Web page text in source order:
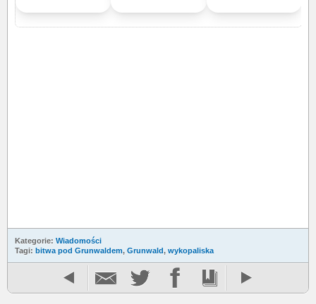
Kategorie: Wiadomości
Tagi: bitwa pod Grunwaldem, Grunwald, wykopaliska